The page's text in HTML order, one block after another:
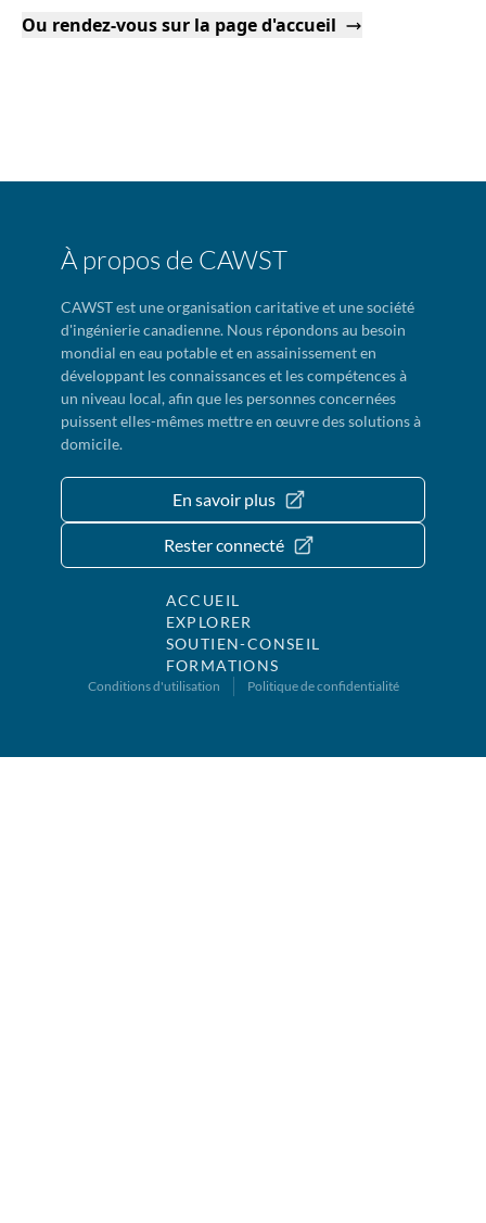
Ou rendez-vous sur la page d'accueil
À propos de CAWST
CAWST est une organisation caritative et une société
d'ingénierie canadienne. Nous répondons au besoin
mondial en eau potable et en assainissement en
développant les connaissances et les compétences à
un niveau local, afin que les personnes concernées
puissent elles-mêmes mettre en œuvre des solutions à
domicile.
En savoir plus
Rester connecté
ACCUEIL
EXPLORER
SOUTIEN-CONSEIL
FORMATIONS
Conditions d'utilisation Politique de confidentialité